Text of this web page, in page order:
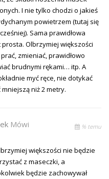
I nie tylko chodzi o jakieś
powietrzem (tutaj się
Sama prawidłowa
prosta. Olbrzymiej większości
zmieniać, prawidłowo
brudnymi rękami… itp. A
myć ręce, nie dotykać
niż 2 metry.
Mówi % temu
większości nie będzie
z maseczki, a
będzie zachowywał